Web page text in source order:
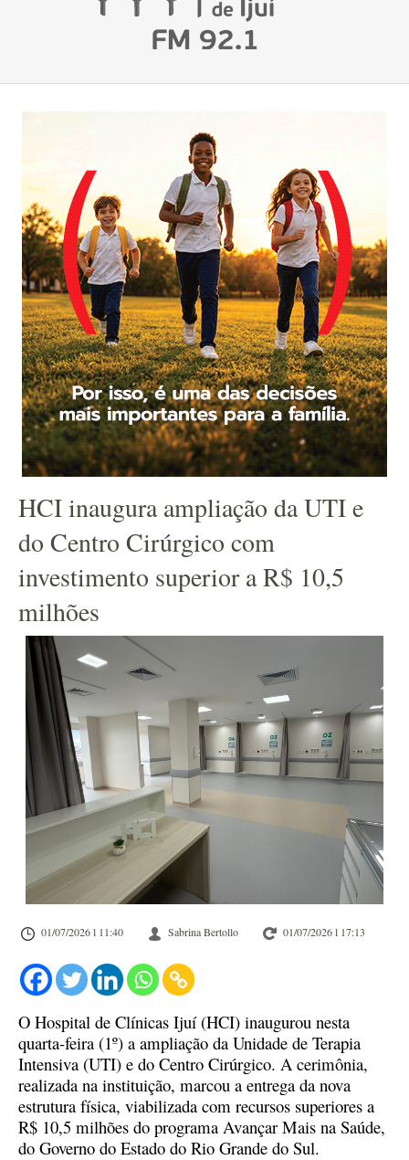
HCI inaugura ampliação da UTI e
do Centro Cirúrgico com
investimento superior a R$ 10,5
milhões
01/07/2026 l 11:40 Sabrina Bertollo 01/07/2026 l 17:13
O Hospital de Clínicas Ijuí (HCI) inaugurou nesta
quarta-feira (1º) a ampliação da Unidade de Terapia
Intensiva (UTI) e do Centro Cirúrgico. A cerimônia,
realizada na instituição, marcou a entrega da nova
estrutura física, viabilizada com recursos superiores a
R$ 10,5 milhões do programa Avançar Mais na Saúde,
do Governo do Estado do Rio Grande do Sul.